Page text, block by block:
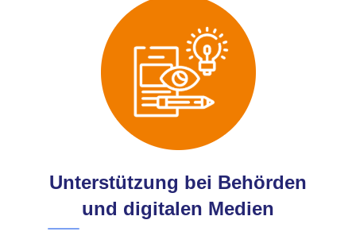
Unterstützung bei Behörden
und digitalen Medien